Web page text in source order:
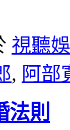
視聽
, 阿部
法則